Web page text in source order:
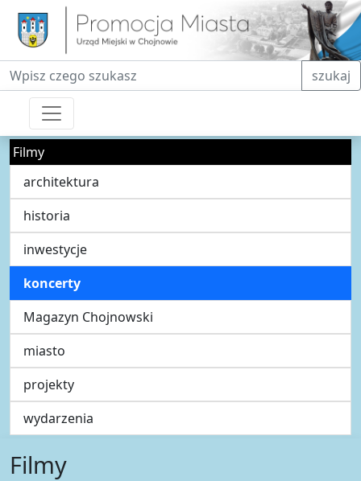
Fraza do wyszukiwania szukaj
Filmy
architektura
historia
inwestycje
koncerty
Magazyn Chojnowski
miasto
projekty
wydarzenia
Filmy